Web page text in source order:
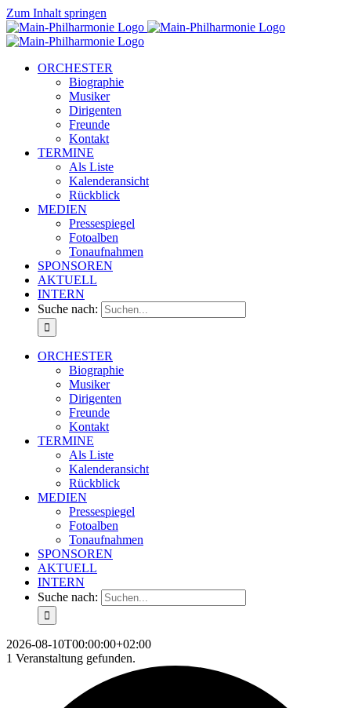
Zum Inhalt springen
ORCHESTER
Biographie
Musiker
Dirigenten
Freunde
Kontakt
TERMINE
Als Liste
Kalenderansicht
Rückblick
MEDIEN
Pressespiegel
Fotoalben
Tonaufnahmen
SPONSOREN
AKTUELL
INTERN
Suche nach:
ORCHESTER
Biographie
Musiker
Dirigenten
Freunde
Kontakt
TERMINE
Als Liste
Kalenderansicht
Rückblick
MEDIEN
Pressespiegel
Fotoalben
Tonaufnahmen
SPONSOREN
AKTUELL
INTERN
Suche nach:
2026-08-10T00:00:00+02:00
1 Veranstaltung gefunden.